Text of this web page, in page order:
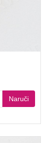
Naruči